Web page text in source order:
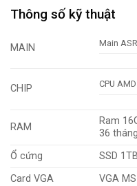
Thông số kỹ thuật
MAIN Main
CHIP CPU
RAM
Ram
36 tháng
Ổ cứng
SSD
Card VGA
VGA